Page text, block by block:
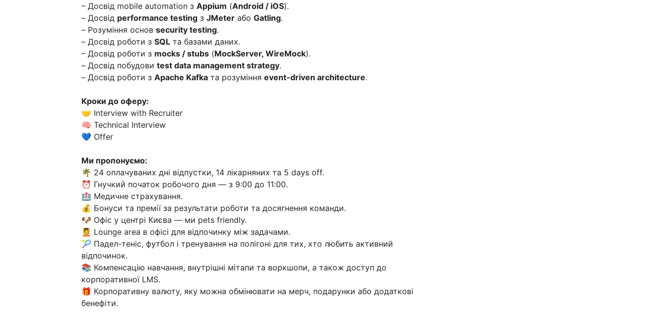
– Досвід mobile automation з Appium (Android / iOS).
– Досвід performance testing з JMeter або Gatling.
– Розуміння основ security testing.
– Досвід роботи з SQL та базами даних.
– Досвід роботи з mocks / stubs (MockServer, WireMock).
– Досвід побудови test data management strategy.
– Досвід роботи з Apache Kafka та розуміння event-driven architecture.
Кроки до оферу:
🤝 Interview with Recruiter
🧠 Technical Interview
💙 Offer
Ми пропонуємо:
🌴 24 оплачуваних дні відпустки, 14 лікарняних та 5 days off.
⏰ Гнучкий початок робочого дня — з 9:00 до 11:00.
🏥 Медичне страхування.
💰 Бонуси та премії за результати роботи та досягнення команди.
🐶 Офіс у центрі Києва — ми pets friendly.
💆 Lounge area в офісі для відпочинку між задачами.
🎾 Падел-теніс, футбол і тренування на полігоні для тих, хто любить активний
відпочинок.
📚 Компенсацію навчання, внутрішні мітапи та воркшопи, а також доступ до
корпоративної LMS.
🎁 Корпоративну валюту, яку можна обмінювати на мерч, подарунки або додаткові
бенефіти.